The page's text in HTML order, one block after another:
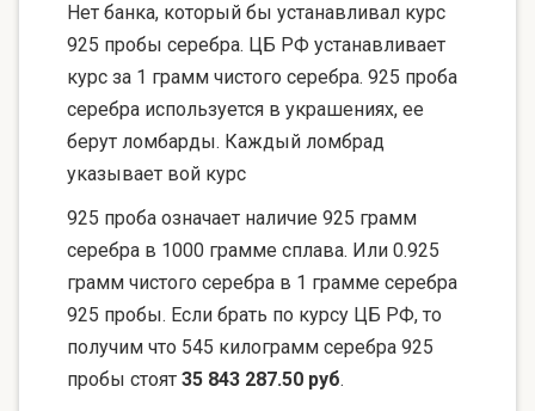
Нет банка, который бы устанавливал курс
925 пробы серебра. ЦБ РФ устанавливает
курс за 1 грамм чистого серебра. 925 проба
серебра используется в украшениях, ее
берут ломбарды. Каждый ломбрад
указывает вой курс
925 проба означает наличие 925 грамм
серебра в 1000 грамме сплава. Или 0.925
грамм чистого серебра в 1 грамме серебра
925 пробы. Если брать по курсу ЦБ РФ, то
получим что 545 килограмм серебра 925
пробы стоят 35 843 287.50 руб.